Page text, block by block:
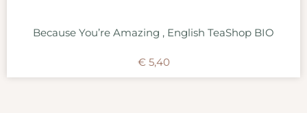
Because You’re Amazing , English TeaShop BIO
€ 5,40